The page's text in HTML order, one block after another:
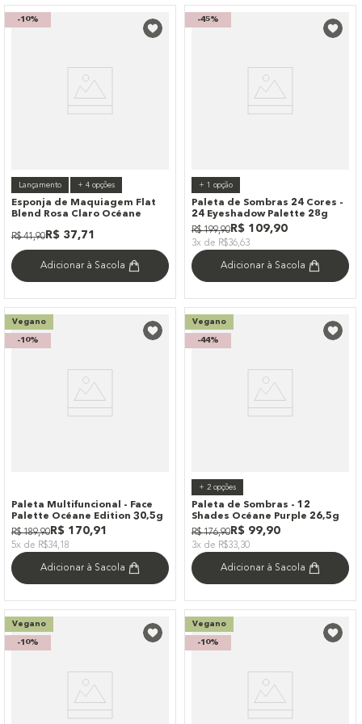
-10%
Lançamento + 4opções
Esponja de Maquiagem Flat
Blend Rosa Claro Océane
R$ 41,90R$ 37,71
Adicionar à Sacola
-45%
+ 1 opção
Paleta de Sombras 24 Cores -
24 Eyeshadow Palette 28g
R$ 199,90R$ 109,90
3x de R$36,63
Adicionar à Sacola
Vegano
-10%
Paleta Multifuncional - Face
Palette Océane Edition 30,5g
R$ 189,90R$ 170,91
5x de R$34,18
Adicionar à Sacola
Vegano
-44%
+ 2opções
Paleta de Sombras - 12
Shades Océane Purple 26,5g
R$ 176,90R$ 99,90
3x de R$33,30
Adicionar à Sacola
Vegano
-10%
Vegano
-10%